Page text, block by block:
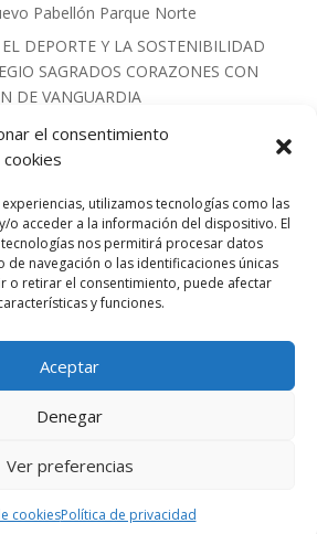
el consentimiento
utilizamos tecnologías como las
o acceder a la información del dispositivo. El
nos permitirá procesar datos
navegación o las identificaciones únicas
o retirar el consentimiento, puede afectar
y funciones.
Aceptar
Denegar
Ver preferencias
cookiesPolítica de privacidad
Pabellón Parque Norte
DEPORTE Y LA SOSTENIBILIDAD
SAGRADOS CORAZONES CON
DE VANGUARDIA
M2 DE RED DE FONDOS
LONA DE PVC PARA EL
JARAMA
LA PISTA: Estrenamos 685 m² de
de Composan en Las Rozas
ÉLITE PARA EL DEPORTE DE
protecciones y banquillos